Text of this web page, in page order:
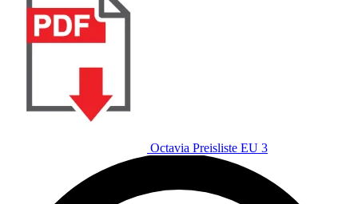
Octavia Preisliste EU 3